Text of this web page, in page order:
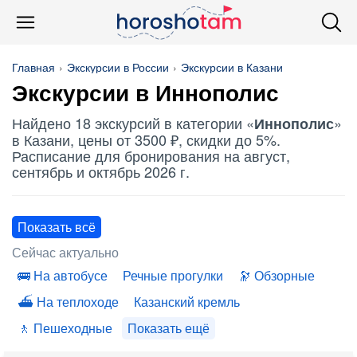
Главная Экскурсии в России Экскурсии в Казани
Экскурсии в Иннополис
Найдено 18 экскурсий в категории «Иннополис»
в Казани, цены от 3500 ₽, скидки до 5%.
Расписание для бронирования на август,
сентябрь и октябрь 2026 г.
Показать всё
Сейчас актуально
На автобусе
Речные прогулки
Обзорные
На теплоходе
Казанский кремль
Пешеходные
Показать ещё